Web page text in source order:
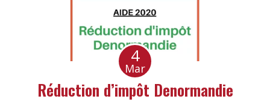
4
Mar
Réduction d’impôt Denormandie